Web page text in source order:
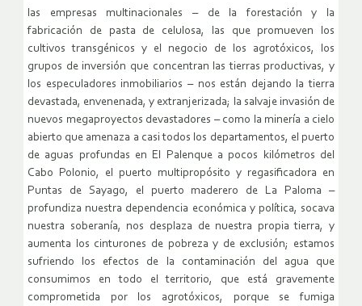
las empresas multinacionales – de la forestación y la
fabricación de pasta de celulosa, las que promueven los
cultivos transgénicos y el negocio de los agrotóxicos, los
grupos de inversión que concentran las tierras productivas, y
los especuladores inmobiliarios – nos están dejando la tierra
devastada, envenenada, y extranjerizada; la salvaje invasión de
nuevos megaproyectos devastadores – como la minería a cielo
abierto que amenaza a casi todos los departamentos, el puerto
de aguas profundas en El Palenque a pocos kilómetros del
Cabo Polonio, el puerto multipropósito y regasificadora en
Puntas de Sayago, el puerto maderero de La Paloma –
profundiza nuestra dependencia económica y política, socava
nuestra soberanía, nos desplaza de nuestra propia tierra, y
aumenta los cinturones de pobreza y de exclusión; estamos
sufriendo los efectos de la contaminación del agua que
consumimos en todo el territorio, que está gravemente
comprometida por los agrotóxicos, porque se fumiga